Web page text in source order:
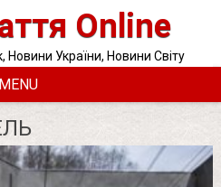
Online
Новини України, Новини Світу
MENU